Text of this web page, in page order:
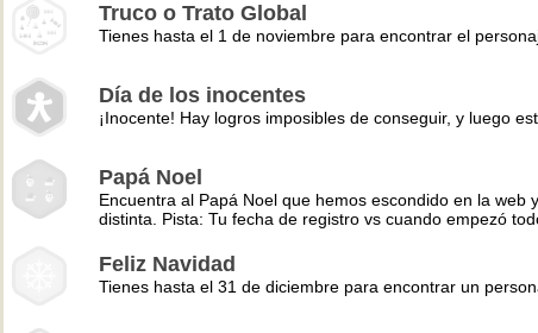
Truco o Trato Global
Tienes hasta el 1 de noviembre para encontrar el
Día de los inocentes
¡Inocente! Hay logros imposibles de conseguir, y luego
Papá Noel
Encuentra al Papá Noel que hemos escondido en la
distinta. Pista: Tu fecha de registro vs cuando empezó
Feliz Navidad
Tienes hasta el 31 de diciembre para encontrar un